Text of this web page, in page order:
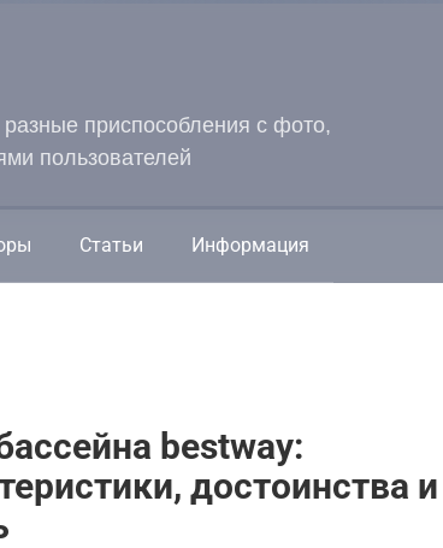
приспособления с фото,
пользователей
Статьи Информация
bestway:
достоинства и